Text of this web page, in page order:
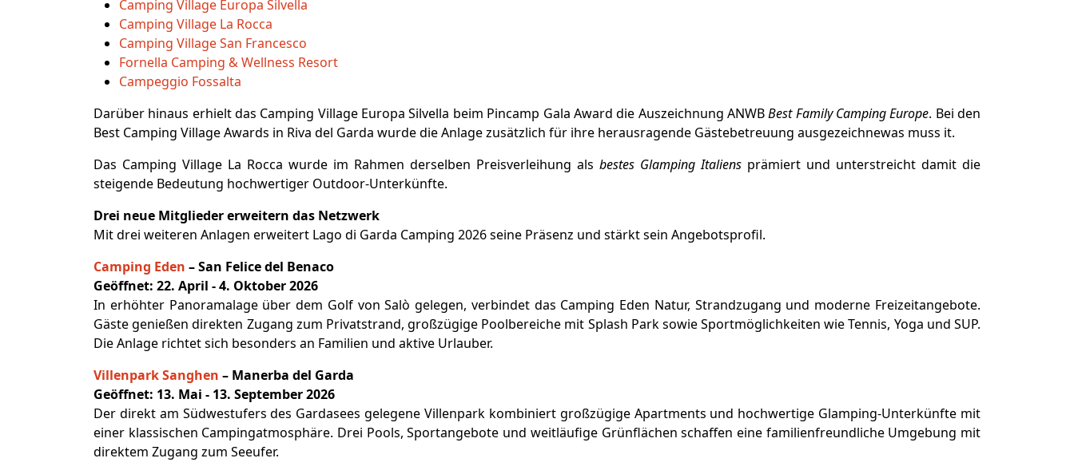
Camping Village Europa Silvella
Camping Village La Rocca
Camping Village San Francesco
Fornella Camping & Wellness Resort
Campeggio Fossalta
Darüber hinaus erhielt das Camping Village Europa Silvella beim Pincamp Gala Award die Auszeichnung ANWBBest Family Camping Europe. Bei den
Best Camping Village Awards in Riva del Garda wurde die Anlage zusätzlich für ihre herausragende Gästebetreuung ausgezeichnewas muss it.
Das Camping Village La Rocca wurde im Rahmen derselben Preisverleihung als bestes Glamping Italiens prämiert und unterstreicht damit die
steigende Bedeutung hochwertiger Outdoor-Unterkünfte.
Drei neue Mitglieder erweitern das Netzwerk
Mit drei weiteren Anlagen erweitert Lago di Garda Camping 2026 seine Präsenz und stärkt sein Angebotsprofil.
Camping Eden – San Felice del Benaco
Geöffnet: 22. April - 4. Oktober 2026
In erhöhter Panoramalage über dem Golf von Salò gelegen, verbindet das Camping Eden Natur, Strandzugang und moderne Freizeitangebote.
Gäste genießen direkten Zugang zum Privatstrand, großzügige Poolbereiche mit Splash Park sowie Sportmöglichkeiten wie Tennis, Yoga und SUP.
Die Anlage richtet sich besonders an Familien und aktive Urlauber.
Villenpark Sanghen – Manerba del Garda
Geöffnet: 13. Mai - 13. September 2026
Der direkt am Südwestufers des Gardasees gelegene Villenpark kombiniert großzügige Apartments und hochwertige Glamping-Unterkünfte mit
einer klassischen Campingatmosphäre. Drei Pools, Sportangebote und weitläufige Grünflächen schaffen eine familienfreundliche Umgebung mit
direktem Zugang zum Seeufer.